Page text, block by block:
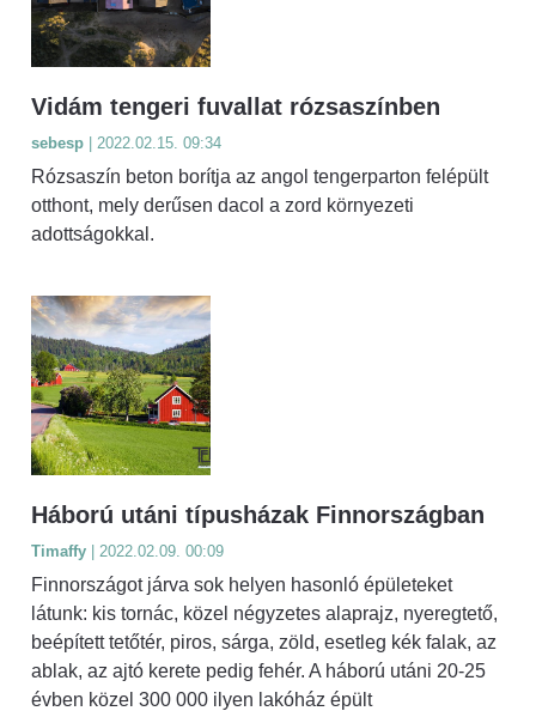
Vidám tengeri fuvallat rózsaszínben
sebesp | 2022.02.15. 09:34
Rózsaszín beton borítja az angol tengerparton felépült
otthont, mely derűsen dacol a zord környezeti
adottságokkal.
Háború utáni típusházak Finnországban
Timaffy | 2022.02.09. 00:09
Finnországot járva sok helyen hasonló épületeket
látunk: kis tornác, közel négyzetes alaprajz, nyeregtető,
beépített tetőtér, piros, sárga, zöld, esetleg kék falak, az
ablak, az ajtó kerete pedig fehér. A háború utáni 20-25
évben közel 300 000 ilyen lakóház épült